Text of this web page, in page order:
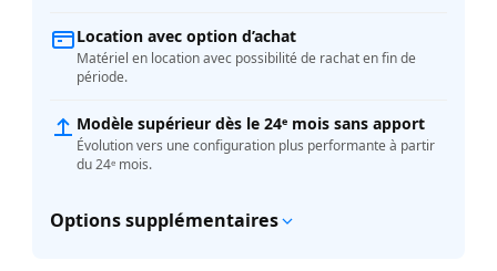
Location avec option d’achat
Matériel en location avec possibilité de rachat en fin de
période.
Modèle supérieur dès le 24ᵉ mois sans apport
Évolution vers une configuration plus performante à partir
du 24ᵉ mois.
Options supplémentaires